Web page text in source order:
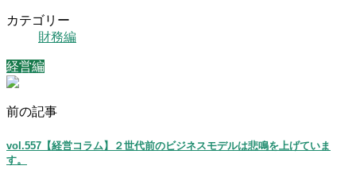
カテゴリー
財務編
経営編
前の記事
vol.557【経営コラム】２世代前のビジネスモデルは悲鳴を上げていま
す。